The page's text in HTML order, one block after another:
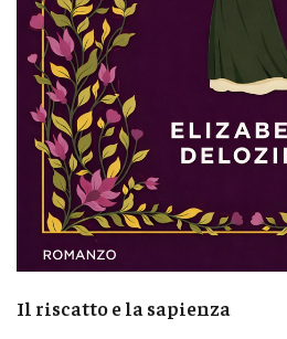
Il riscatto e la sapienza